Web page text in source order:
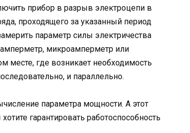
прибор в разрыв электроцепи в
проходящего за указанный период
параметр силы электричества
микроамперметр или
месте, где возникает необходимость
и параллельно.
параметра мощности. А этот
гарантировать работоспособность